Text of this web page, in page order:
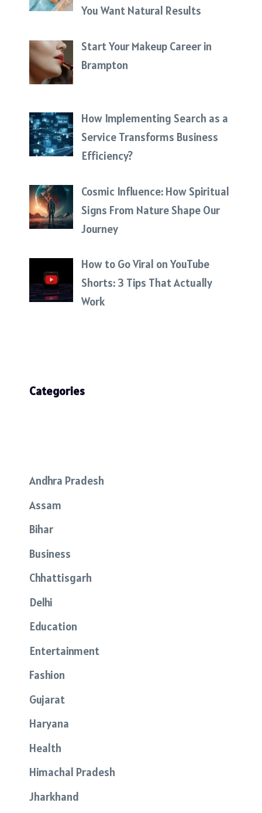
You Want Natural Results
Start Your Makeup Career in
Brampton
How Implementing Search as a
Service Transforms Business
Efficiency?
Cosmic Influence: How Spiritual
Signs From Nature Shape Our
Journey
How to Go Viral on YouTube
Shorts: 3 Tips That Actually
Work
Categories
Andhra Pradesh
Assam
Bihar
Business
Chhattisgarh
Delhi
Education
Entertainment
Fashion
Gujarat
Haryana
Health
Himachal Pradesh
Jharkhand